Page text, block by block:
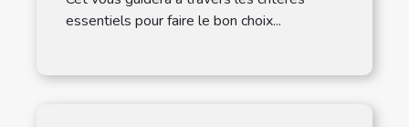
essentiels pour faire le bon choix...